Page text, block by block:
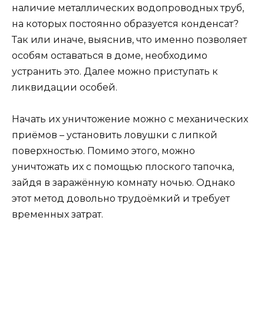
наличие металлических водопроводных труб,
на которых постоянно образуется конденсат?
Так или иначе, выяснив, что именно позволяет
особям оставаться в доме, необходимо
устранить это. Далее можно приступать к
ликвидации особей.
Начать их уничтожение можно с механических
приёмов – установить ловушки с липкой
поверхностью. Помимо этого, можно
уничтожать их с помощью плоского тапочка,
зайдя в заражённую комнату ночью. Однако
этот метод довольно трудоёмкий и требует
временных затрат.